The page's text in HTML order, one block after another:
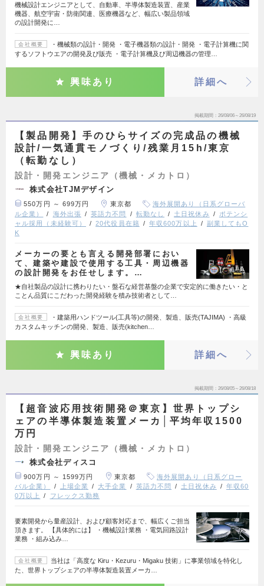
機械設計エンジニアとして、自動車、半導体製造装置、産業
機器、航空宇宙・防衛関連、医療機器など、幅広い製品領域
の設計開発に…
会社概要
・機械類の設計・開発 ・電子機器類の設計・開発 ・電子計算機に関
するソフトウエアの開発及び販売 ・電子計算機及び周辺機器の管理…
興味あり 詳細へ
掲載期間 26/08/06～26/08/19
【製品開発】手のひらサイズの完成品の機械
設計/一気通貫モノづくり/残業月15h/東京
（転勤なし）
設計・開発エンジニア（機械・メカトロ）
株式会社TJMデザイン
550万円 ～ 699万円 東京都
海外展開あり（日系グローバ
ル企業）
海外出張 英語力不問 転勤なし 土日祝休み
ポテンシ
ャル採用（未経験可）
20代役員在籍 年収600万以上
副業してもO
K
メーカーの要とも言える開発部署におい
て、建築や建設で使用する工具・周辺機器
の設計開発をお任せします。…
★自社製品の設計に携わりたい・盤石な経営基盤の企業で安定的に働きたい・と
ことん品質にこだわった開発経験を積み技術者として…
会社概要
・建築用ハンドツール(工具等)の開発、製造、販売(TAJIMA) ・高級
カスタムキッチンの開発、製造、販売(kitchen…
興味あり 詳細へ
掲載期間 26/08/05～26/08/18
【超音波応用技術開発＠東京】世界トップシ
ェアの半導体製造装置メーカ│平均年収1500
万円
設計・開発エンジニア（機械・メカトロ）
株式会社ディスコ
900万円 ～ 1599万円 東京都
海外展開あり（日系グロー
バル企業）
上場企業 大手企業 英語力不問 土日祝休み
年収60
0万以上
フレックス勤務
要素開発から量産設計、および顧客対応まで、幅広くご担当
頂きます。 【具体的には】 ・機械設計業務 ・電気回路設計
業務 ・組み込み…
会社概要
当社は「高度な Kiru・Kezuru・Migaku 技術」に事業領域を特化し
た、世界トップシェアの半導体製造装置メーカ…